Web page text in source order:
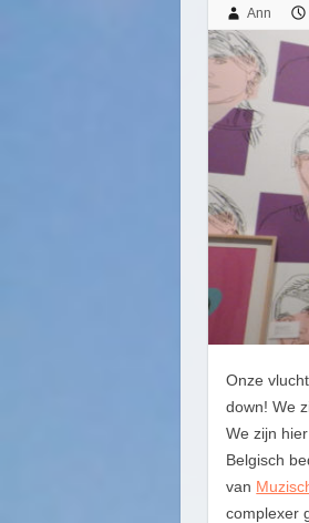
Ann
Onze
down! We
We zijn
Belgisch
van
complexer